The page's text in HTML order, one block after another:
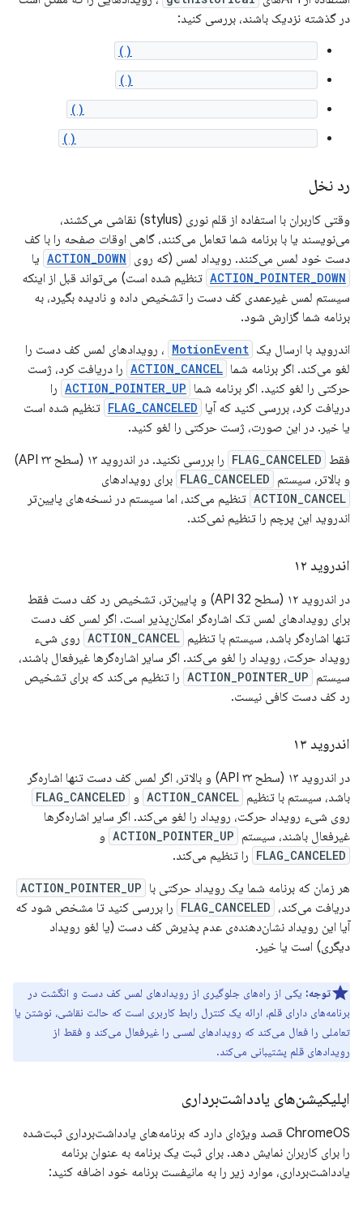
در گذشته نزدیک باشند، بررسی کنید:
رد نخل
وقتی کاربران با استفاده از قلم نوری (stylus) نقاشی می‌کشند،
می‌نویسند یا با برنامه شما تعامل می‌کنند، گاهی اوقات صفحه را با کف
دست خود لمس می‌کنند. رویداد لمس (که روی ACTION_DOWN یا
ACTION_POINTER_DOWN تنظیم شده است) می‌تواند قبل از اینکه
سیستم لمس غیرعمدی کف دست را تشخیص داده و نادیده بگیرد، به
برنامه شما گزارش شود.
اندروید با ارسال یک MotionEvent ، رویدادهای لمس کف دست را
لغو می‌کند. اگر برنامه شما ACTION_CANCEL را دریافت کرد، ژست
حرکتی را لغو کنید. اگر برنامه شما ACTION_POINTER_UP را
دریافت کرد، بررسی کنید که آیا FLAG_CANCELED تنظیم شده است
یا خیر. در این صورت، ژست حرکتی را لغو کنید.
فقط FLAG_CANCELED
را بررسی نکنید. در اندروید ۱۳ (سطح API ۳۳)
و بالاتر، سیستم FLAG_CANCELED برای رویدادهای
ACTION_CANCEL تنظیم می‌کند، اما سیستم در نسخه‌های پایین‌تر
اندروید این پرچم را تنظیم نمی‌کند.
اندروید ۱۲
در اندروید ۱۲ (سطح API 32) و پایین‌تر، تشخیص رد کف دست فقط
برای رویدادهای لمس تک اشاره‌گر امکان‌پذیر است. اگر لمس کف دست
تنها اشاره‌گر باشد، سیستم با تنظیم ACTION_CANCEL روی شیء
رویداد حرکت، رویداد را لغو می‌کند. اگر سایر اشاره‌گرها غیرفعال باشند،
سیستم ACTION_POINTER_UP را تنظیم می‌کند که برای تشخیص
رد کف دست کافی نیست.
اندروید ۱۳
در اندروید ۱۳ (سطح API ۳۳) و بالاتر، اگر لمس کف دست تنها اشاره‌گر
باشد، سیستم با تنظیم ACTION_CANCEL و FLAG_CANCELED
روی شیء رویداد حرکت، رویداد را لغو می‌کند. اگر سایر اشاره‌گرها
غیرفعال باشند، سیستم ACTION_POINTER_UP و
FLAG_CANCELED را تنظیم می‌کند.
هر زمان که برنامه شما یک رویداد حرکتی با ACTION_POINTER_UP
دریافت می‌کند، FLAG_CANCELED را بررسی کنید تا مشخص شود که
آیا این رویداد نشان‌دهنده‌ی عدم پذیرش کف دست (یا لغو رویداد
دیگری) است یا خیر.
توجه: یکی از راه‌های جلوگیری از رویدادهای لمس کف دست و انگشت در
برنامه‌های دارای قلم، ارائه یک کنترل رابط کاربری است که حالت نقاشی، نوشتن یا
تعاملی را فعال می‌کند که رویدادهای لمسی را غیرفعال می‌کند و فقط از
رویدادهای قلم پشتیبانی می‌کند.
اپلیکیشن‌های یادداشت‌برداری
ChromeOS قصد ویژه‌ای دارد که برنامه‌های یادداشت‌برداری ثبت‌شده
را برای کاربران نمایش دهد. برای ثبت یک برنامه به عنوان برنامه
یادداشت‌برداری، موارد زیر را به مانیفست برنامه خود اضافه کنید: